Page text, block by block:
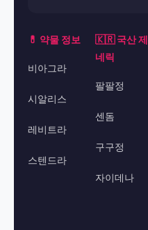
💊 약물 정보
비아그라
시알리스
레비트라
스텐드라
🇰🇷 국산 제
네릭
팔팔정
센돔
구구정
자이데나